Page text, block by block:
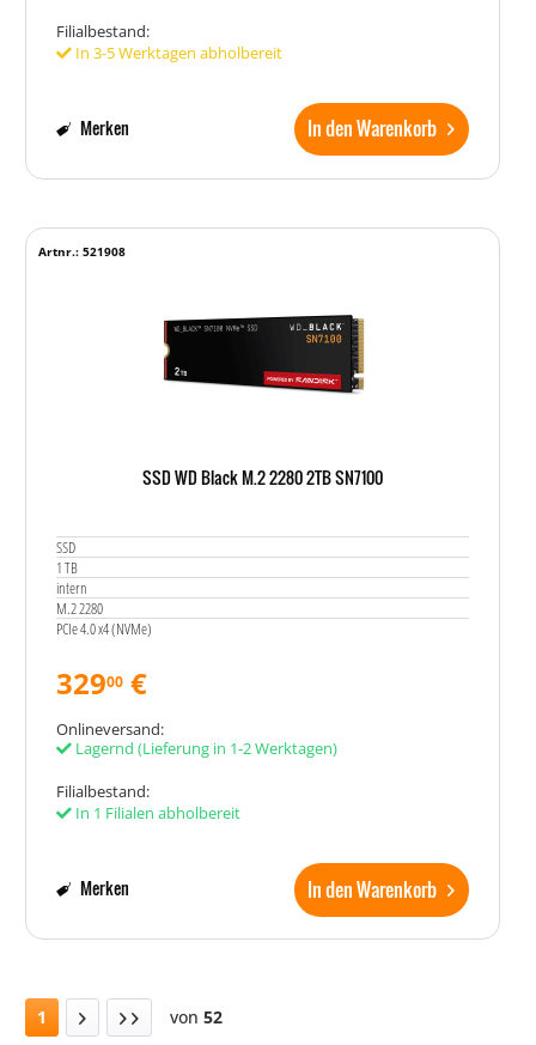
Filialbestand:
In 3-5 Werktagen abholbereit
In den Warenkorb
Merken
SSD WD Black M.2 2280 2TB SN7100
SSD
1 TB
intern
M.2 2280
PCIe 4.0 x4 (NVMe)
Artnr.: 521908
32900 €
Onlineversand:
Lagernd (Lieferung in 1-2 Werktagen)
Filialbestand:
In 1 Filialen abholbereit
In den Warenkorb
Merken
1 von 52